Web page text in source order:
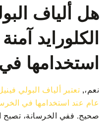
هل ألياف
الكلورايد
استخدامها
نعم،,
عام عند استخدامها في
صحيح. ففي الخرسانة، تصبح